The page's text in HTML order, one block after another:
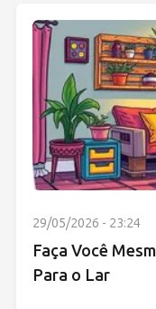
29/05/2026 - 23:24
Faça Você
Para o Lar